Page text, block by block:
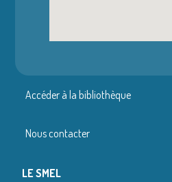
Accéder à la bibliothèque
Nous contacter
LE SMEL